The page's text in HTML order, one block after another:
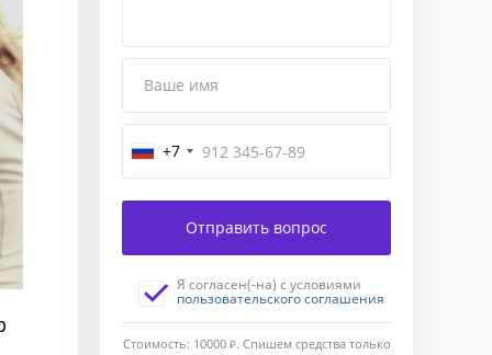
Ваше имя
+7
Завершение
Введите
подтверждения,
отправленный
Вам
Отправить вопрос
Я согласен(-на) с условиями
пользовательского соглашения
Стоимость: 10000 Ж. Спишем средства только